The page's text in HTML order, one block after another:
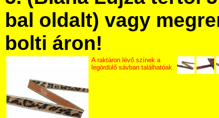
bal oldalt) vagy
bolti áron!
A raktáron lévő színek a
legördülő sávban találhatóak.